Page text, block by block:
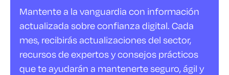
Mantente a la vanguardia con información
actualizada sobre confianza digital. Cada
mes, recibirás actualizaciones del sector,
recursos de expertos y consejos prácticos
que te ayudarán a mantenerte seguro, ágil y